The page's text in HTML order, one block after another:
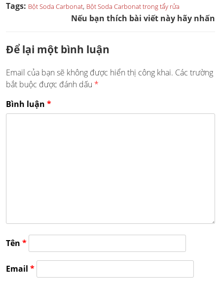
Tags: Bột Soda Carbonat, Bột Soda Carbonat trong tẩy rửa
Nếu bạn thích bài viết này hãy nhấn
Để lại một bình luận
Email của bạn sẽ không được hiển thị công khai. Các trường
bắt buộc được đánh dấu *
Bình luận *
Tên *
Email *